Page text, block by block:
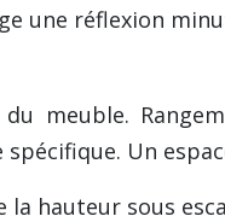
une réflexion
meuble.
Un
la hauteur sous